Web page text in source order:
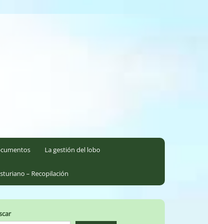
La gestión del lobo
– Recopilación